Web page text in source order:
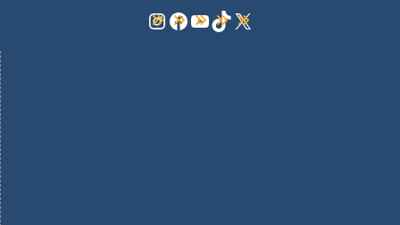
Instagram
Facebook
YouTube
TikTok
X